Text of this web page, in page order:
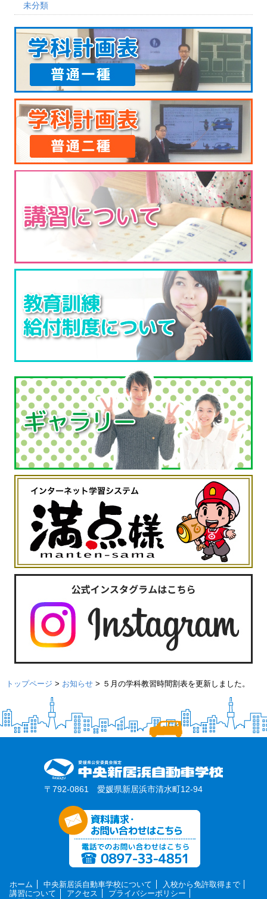
未分類
トップページ > お知らせ > ５月の学科教習時間割表を更新しました。
〒792-0861 愛媛県新居浜市清水町12-94
ホーム 中央新居浜自動車学校について
入校から免許取得まで
講習について
アクセス
プライバシーポリシー